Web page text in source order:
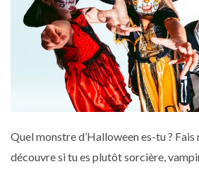
Quel monstre d’Halloween es-tu ?
découvre si tu es plutôt sorcière,